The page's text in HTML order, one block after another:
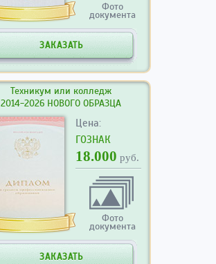
Фото
документа
ЗАКАЗАТЬ
Техникум или колледж
2014-2026 НОВОГО ОБРАЗЦА
Цена:
ГОЗНАК
18.000 руб.
Фото
документа
ЗАКАЗАТЬ